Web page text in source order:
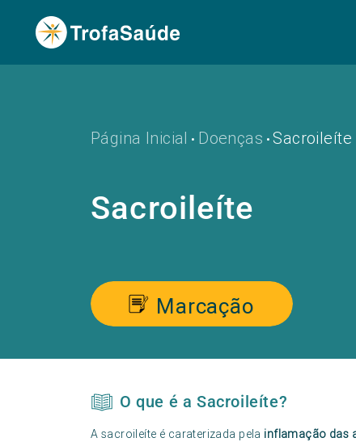
Página Inicial • Doenças •Sacroileíte
Sacroileíte
Marcação
O que é a Sacroileíte?
A sacroileíte é caraterizada pela inflamação das